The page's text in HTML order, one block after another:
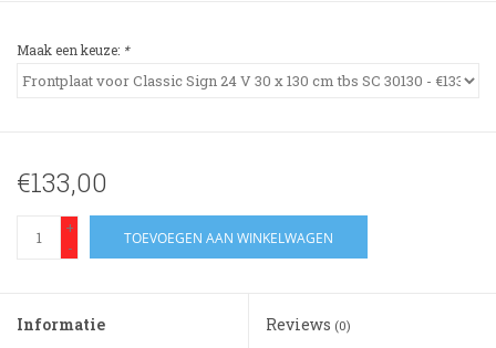
Maak een keuze: *
€133,00
+
-
TOEVOEGEN AAN WINKELWAGEN
Informatie Reviews (0)